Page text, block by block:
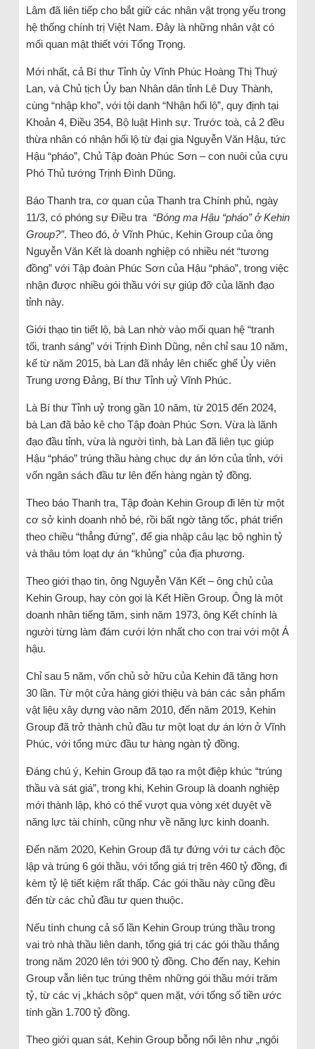
Lâm đã liên tiếp cho bắt giữ các nhân vật trọng yếu trong
hệ thống chính trị Việt Nam. Đây là những nhân vật có
mối quan mật thiết với Tổng Trọng.
Mới nhất, cả Bí thư Tỉnh ủy Vĩnh Phúc Hoàng Thị Thuý
Lan, và Chủ tịch Ủy ban Nhân dân tỉnh Lê Duy Thành,
cùng “nhập kho”, với tội danh “Nhận hối lộ”, quy định tại
Khoản 4, Điều 354, Bộ luật Hình sự. Trước toà, cả 2 đều
thừa nhân có nhận hối lộ từ đại gia Nguyễn Văn Hậu, tức
Hậu “pháo”, Chủ Tập đoàn Phúc Sơn – con nuôi của cựu
Phó Thủ tướng Trịnh Đình Dũng.
Báo Thanh tra, cơ quan của Thanh tra Chính phủ, ngày
11/3, có phóng sự Điều tra “Bóng ma Hậu “pháo” ở Kehin
Group?”. Theo đó, ở Vĩnh Phúc, Kehin Group của ông
Nguyễn Văn Kết là doanh nghiệp có nhiều nét “tương
đồng” với Tập đoàn Phúc Sơn của Hậu “pháo”, trong việc
nhận được nhiều gói thầu với sự giúp đỡ của lãnh đạo
tỉnh này.
Giới thạo tin tiết lộ, bà Lan nhờ vào mối quan hệ “tranh
tối, tranh sáng” với Trịnh Đình Dũng, nên chỉ sau 10 năm,
kể từ năm 2015, bà Lan đã nhảy lên chiếc ghế Ủy viên
Trung ương Đảng, Bí thư Tỉnh uỷ Vĩnh Phúc.
Là Bí thư Tỉnh uỷ trong gần 10 năm, từ 2015 đến 2024,
bà Lan đã bảo kê cho Tập đoàn Phúc Sơn. Vừa là lãnh
đạo đầu tỉnh, vừa là người tình, bà Lan đã liên tục giúp
Hậu “pháo” trúng thầu hàng chục dự án lớn của tỉnh, với
vốn ngân sách đầu tư lên đến hàng ngàn tỷ đồng.
Theo báo Thanh tra, Tập đoàn Kehin Group đi lên từ một
cơ sở kinh doanh nhỏ bé, rồi bất ngờ tăng tốc, phát triển
theo chiều “thẳng đứng”, để gia nhập câu lạc bộ nghìn tỷ
và thâu tóm loạt dự án “khủng” của địa phương.
Theo giới thạo tin, ông Nguyễn Văn Kết – ông chủ của
Kehin Group, hay còn gọi là Kết Hiền Group. Ông là một
doanh nhân tiếng tăm, sinh năm 1973, ông Kết chính là
người từng làm đám cưới lớn nhất cho con trai với một Á
hậu.
Chỉ sau 5 năm, vốn chủ sở hữu của Kehin đã tăng hơn
30 lần. Từ một cửa hàng giới thiệu và bán các sản phẩm
vật liệu xây dựng vào năm 2010, đến năm 2019, Kehin
Group đã trở thành chủ đầu tư một loạt dự án lớn ở Vĩnh
Phúc, với tổng mức đầu tư hàng ngàn tỷ đồng.
Đáng chú ý, Kehin Group đã tạo ra một điệp khúc “trúng
thầu và sát giá”, trong khi, Kehin Group là doanh nghiệp
mới thành lập, khó có thể vượt qua vòng xét duyệt về
năng lực tài chính, cũng như về năng lực kinh doanh.
Đến năm 2020, Kehin Group đã tự đứng với tư cách độc
lập và trúng 6 gói thầu, với tổng giá trị trên 460 tỷ đồng, đi
kèm tỷ lệ tiết kiệm rất thấp. Các gói thầu này cũng đều
đến từ các chủ đầu tư quen thuộc.
Nếu tính chung cả số lần Kehin Group trúng thầu trong
vai trò nhà thầu liên danh, tổng giá trị các gói thầu thắng
trong năm 2020 lên tới 900 tỷ đồng. Cho đến nay, Kehin
Group vẫn liên tục trúng thêm những gói thầu mới trăm
tỷ, từ các vị „khách sộp“ quen mặt, với tổng số tiền ước
tính gần 1.700 tỷ đồng.
Theo giới quan sát, Kehin Group bỗng nổi lên như „ngôi